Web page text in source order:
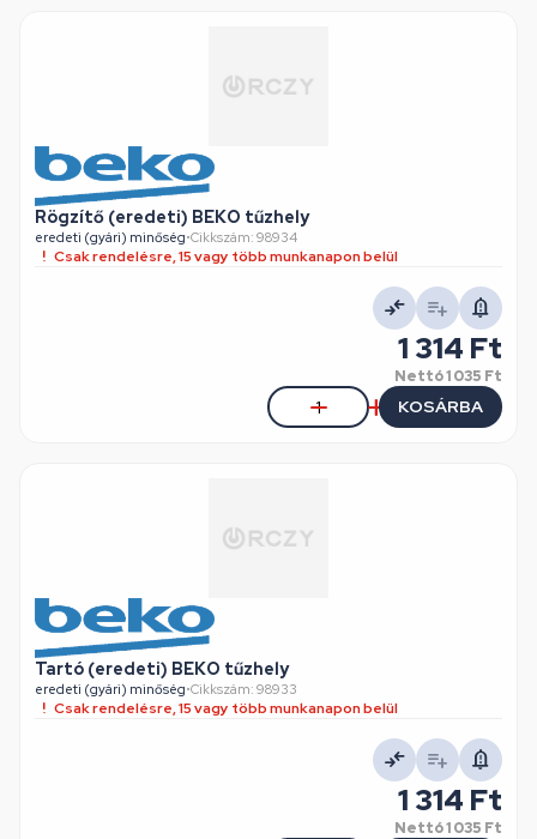
Rögzítő (eredeti) BEKO tűzhely
eredeti (gyári) minőség•Cikkszám: 98934
Csak rendelésre, 15 vagy több munkanapon belül
1 314 Ft
Nettó1 035 Ft
KOSÁRBA
Tartó (eredeti) BEKO tűzhely
eredeti (gyári) minőség•Cikkszám: 98933
Csak rendelésre, 15 vagy több munkanapon belül
1 314 Ft
Nettó1 035 Ft